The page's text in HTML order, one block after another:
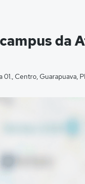
da
01., Centro, Guarapuava,